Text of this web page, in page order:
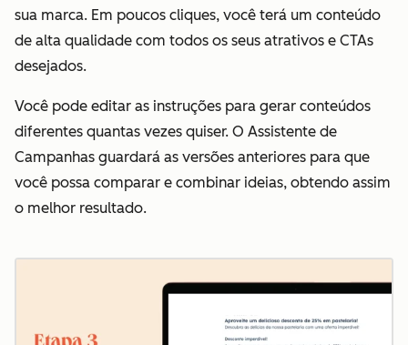
sua marca. Em poucos cliques, você terá um conteúdo
de alta qualidade com todos os seus atrativos e CTAs
desejados.
Você pode editar as instruções para gerar conteúdos
diferentes quantas vezes quiser. O Assistente de
Campanhas guardará as versões anteriores para que
você possa comparar e combinar ideias, obtendo assim
o melhor resultado.